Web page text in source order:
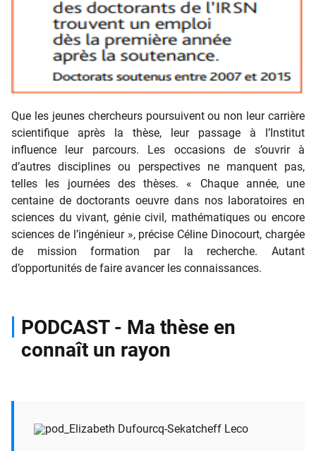
Que les jeunes chercheurs poursuivent ou non leur carrière
scientifique après la thèse, leur passage à l’Institut
influence leur parcours. Les occasions de s’ouvrir à
d’autres disciplines ou perspectives ne manquent pas,
telles les journées des thèses. « Chaque année, une
centaine de doctorants oeuvre dans nos laboratoires en
sciences du vivant, génie civil, mathématiques ou encore
sciences de l’ingénieur », précise Céline Dinocourt, chargée
de mission formation par la recherche. Autant
d’opportunités de faire avancer les connaissances.
PODCAST - Ma thèse en
connaît un rayon